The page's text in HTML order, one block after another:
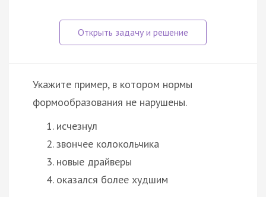
Укажите пример, в котором нормы
формообразования не нарушены.
исчезнул
звончее колокольчика
новые драйверы
оказался более худшим